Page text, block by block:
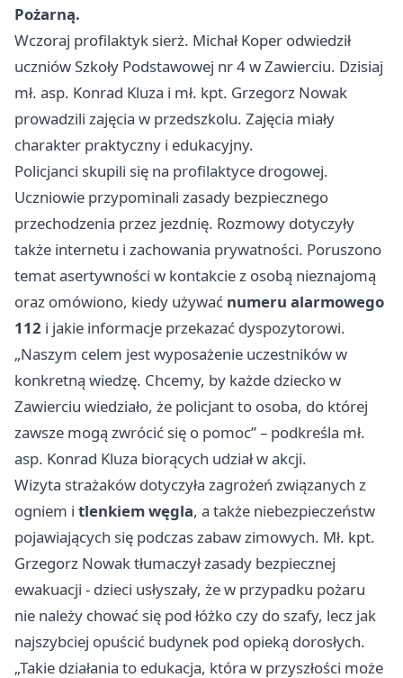
Pożarną.
Wczoraj profilaktyk sierż. Michał Koper odwiedził
uczniów Szkoły Podstawowej nr 4 w Zawierciu. Dzisiaj
mł. asp. Konrad Kluza i mł. kpt. Grzegorz Nowak
prowadzili zajęcia w przedszkolu. Zajęcia miały
charakter praktyczny i edukacyjny.
Policjanci skupili się na profilaktyce drogowej.
Uczniowie przypominali zasady bezpiecznego
przechodzenia przez jezdnię. Rozmowy dotyczyły
także internetu i zachowania prywatności. Poruszono
temat asertywności w kontakcie z osobą nieznajomą
oraz omówiono, kiedy używać numeru alarmowego
112 i jakie informacje przekazać dyspozytorowi.
„Naszym celem jest wyposażenie uczestników w
konkretną wiedzę. Chcemy, by każde dziecko w
Zawierciu wiedziało, że policjant to osoba, do której
zawsze mogą zwrócić się o pomoc” – podkreśla mł.
asp. Konrad Kluza biorących udział w akcji.
Wizyta strażaków dotyczyła zagrożeń związanych z
ogniem i tlenkiem węgla, a także niebezpieczeństw
pojawiających się podczas zabaw zimowych. Mł. kpt.
Grzegorz Nowak tłumaczył zasady bezpiecznej
ewakuacji - dzieci usłyszały, że w przypadku pożaru
nie należy chować się pod łóżko czy do szafy, lecz jak
najszybciej opuścić budynek pod opieką dorosłych.
„Takie działania to edukacja, która w przyszłości może